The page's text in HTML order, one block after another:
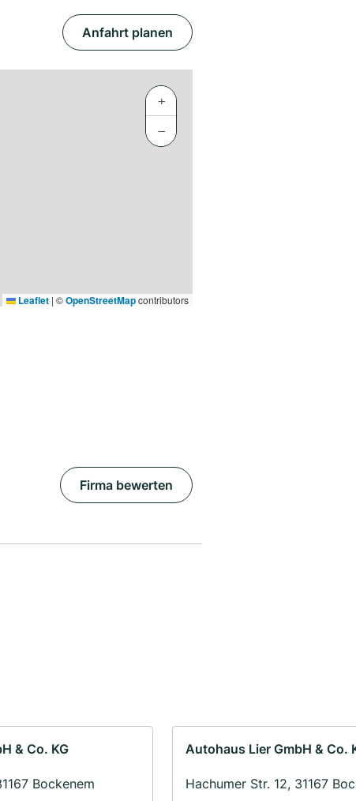
Anfahrt planen
+
−
Leaflet | ©OpenStreetMapcontributors
Firma bewerten
& Co. KG
Bockenem
Autohaus Lier GmbH & Co.
Hachumer Str. 12, 31167